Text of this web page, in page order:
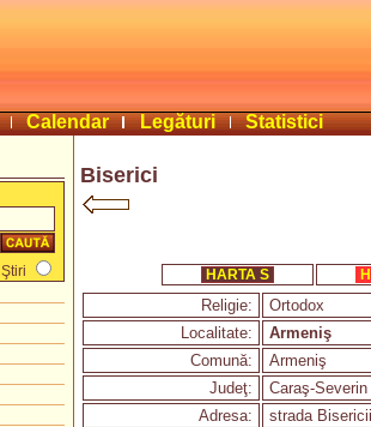
Calendar Legături Statistici
Ştiri
Biserici
HARTA S
Religie:
Ortodox
Localitate:
Armeniş
Comună:
Armeniş
Judeţ:
Caraş-Severin
Adresa:
strada